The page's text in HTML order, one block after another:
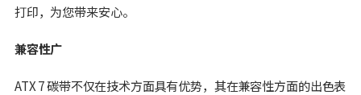
打印，为您带来安心。
兼容性广
ATX 7 碳带不仅在技术方面具有优势，其在兼容性方面的出色表